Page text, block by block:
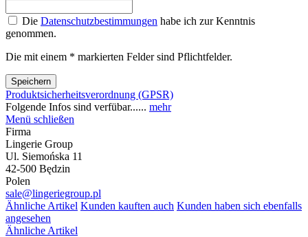
Die Datenschutzbestimmungen habe ich zur Kenntnis
genommen.
Die mit einem * markierten Felder sind Pflichtfelder.
Speichern
Produktsicherheitsverordnung (GPSR)
Folgende Infos sind verfübar...... mehr
Menü schließen
Firma
Lingerie Group
Ul. Siemońska 11
42-500 Będzin
Polen
sale@lingeriegroup.pl
Ähnliche Artikel Kunden kauften auch Kunden haben sich ebenfalls
angesehen
Ähnliche Artikel